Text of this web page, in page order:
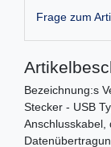
Frage zum
Bezeichnung:s
Stecker - USB
Anschlusskabel,